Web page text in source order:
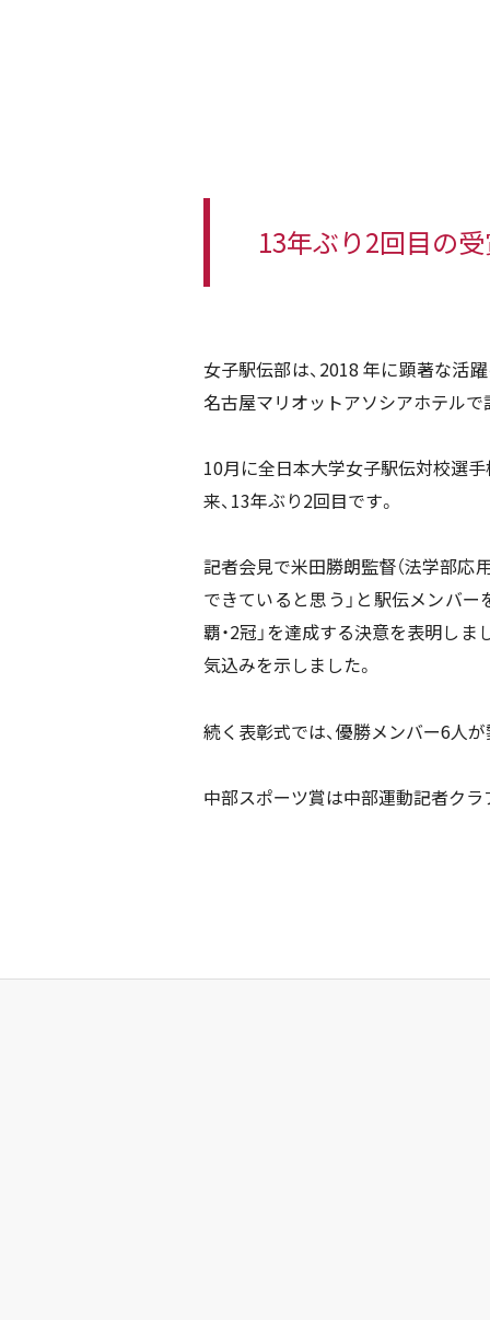
13年ぶり2回目の
女子駅伝部は、2018 年に顕著な活
名古屋マリオットアソシアホテル
10月に全日本大学女子駅伝対校選
来、13年ぶり2回目です。
記者会見で米田勝朗監督（法学部応
できていると思う」と駅伝メンバー
覇・2冠」を達成する決意を表明しま
気込みを示しました。
続く表彰式では、優勝メンバー6人
中部スポーツ賞は中部運動記者クラ